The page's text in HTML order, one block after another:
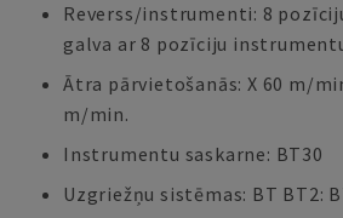
Reverss/instrumenti: 8
galva ar 8 pozīciju
Ātra pārvietošanās: X 60 m/
m/min.
Instrumentu saskarne: BT30
Uzgriežņu sistēmas: BT BT2: